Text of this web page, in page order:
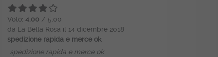
Voto: 4.00 / 5.00
da La Bella Rosa il 14 dicembre 2018
spedizione rapida e merce ok
spedizione rapida e merce ok